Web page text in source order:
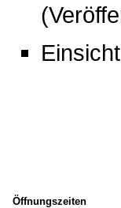
Öffnungszeiten